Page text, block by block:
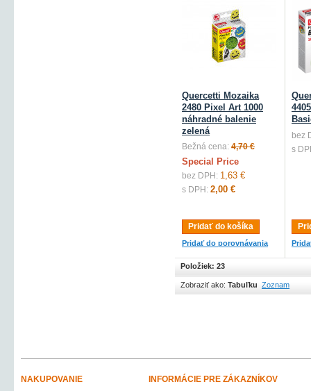
Quercetti Mozaika
2480 Pixel Art 1000
náhradné balenie
zelená
Bežná cena: 4,70 €
Special Price
bez DPH: 1,63 €
s DPH: 2,00 €
Pridať do košíka
Pridať do porovnávania
bez
s
Položiek: 23
Zobraziť ako: Tabuľku Zoznam
NAKUPOVANIE
INFORMÁCIE PRE ZÁKAZNÍKOV